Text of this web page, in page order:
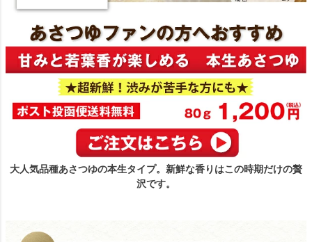
大人気品種あさつゆの本生タイプ。新鮮な香りはこの時期だけの贅
沢です。